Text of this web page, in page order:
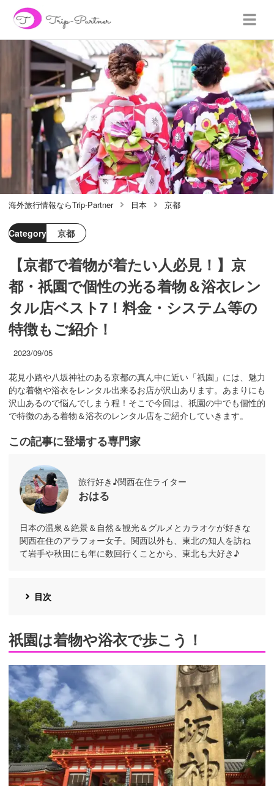
海外旅行情報ならTrip-Partner 日本 京都
Category 京都
【京都で着物が着たい人必見！】京
都・祇園で個性の光る着物＆浴衣レン
タル店ベスト7！料金・システム等の
特徴もご紹介！
2023/09/05
花見小路や八坂神社のある京都の真ん中に近い「祇園」には、魅力
的な着物や浴衣をレンタル出来るお店が沢山あります。あまりにも
沢山あるので悩んでしまう程！そこで今回は、祇園の中でも個性的
で特徴のある着物＆浴衣のレンタル店をご紹介していきます。
この記事に登場する専門家
旅行好き♪関西在住ライター
おはる
日本の温泉＆絶景＆自然＆観光＆グルメとカラオケが好きな
関西在住のアラフォー女子。関西以外も、東北の知人を訪ね
て岩手や秋田にも年に数回行くことから、東北も大好き♪
目次
祇園は着物や浴衣で歩こう！